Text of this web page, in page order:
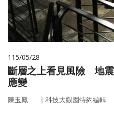
115/05/28
斷層之上看見風險 地
應變
陳玉鳳 ｜ 科技大觀園特約編輯